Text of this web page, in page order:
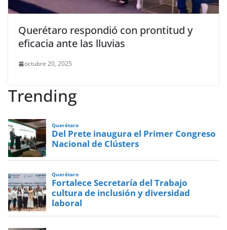
Querétaro respondió con prontitud y
eficacia ante las lluvias
octubre 20, 2025
Trending
Querétaro
Del Prete inaugura el Primer Congreso
Nacional de Clústers
Querétaro
Fortalece Secretaría del Trabajo
cultura de inclusión y diversidad
laboral